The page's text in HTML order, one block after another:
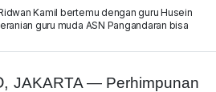
Kamil bertemu dengan guru Husein
guru muda ASN Pangandaran bisa
JAKARTA — Perhimpunan